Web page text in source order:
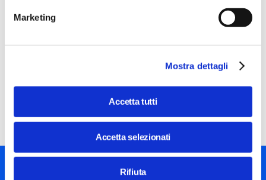
Marketing
Mostra dettagli
Accetta tutti
Accetta selezionati
Rifiuta
pubblici siano al 100 per cento incorrotti e in cui ogni
fondo pubblico sia completamente tracciabile», ha
D’altronde dietro a ogni macchina - per ora - ci sono
sempre degli esseri umani. Neanche l’intelligenza artificiale
è davvero immune alla corruzione.